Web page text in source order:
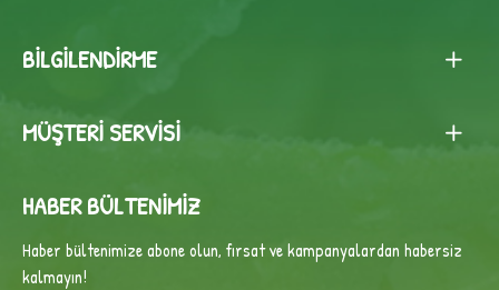
BILGILENDIRME
MÜŞTERI SERVISI
HABER BÜLTENIMIZ
Haber bültenimize abone olun, fırsat ve kampanyalardan habersiz
kalmayın!